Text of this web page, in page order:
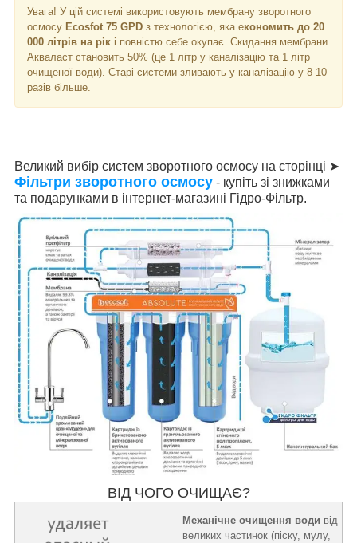
Увага! У цій системі використовують мембрану зворотного
осмосу Ecosfot 75 GPD з технологією, яка економить до 20
000 літрів на рік і повністю себе окупає. Скидання мембрани
Акваласт становить 50% (це 1 літр у каналізацію та 1 літр
очищеної води). Старі системи зливають у каналізацію у 8-10
разів більше.
Великий вибір систем зворотного осмосу на сторінці ➤
Фільтри зворотного осмосу - купіть зі знижками
та подарунками в інтернет-магазині Гідро-Фільтр.
ВІД ЧОГО ОЧИЩАЄ?
Механічне очищення води від
великих частинок (піску, мулу,